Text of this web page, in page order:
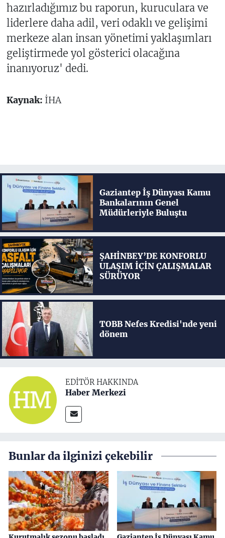
hazırladığımız bu raporun, kuruculara ve
liderlere daha adil, veri odaklı ve gelişimi
merkeze alan insan yönetimi yaklaşımları
geliştirmede yol gösterici olacağına
inanıyoruz' dedi.
Kaynak: İHA
Gaziantep İş Dünyası Kamu
Bankalarının Genel
Müdürleriyle Buluştu
ŞAHİNBEY’DE KONFORLU
ULAŞIM İÇİN ÇALIŞMALAR
SÜRÜYOR
TOBB Nefes Kredisi'nde yeni
dönem
EDITÖR HAKKINDA
Haber Merkezi
Bunlar da ilginizi çekebilir